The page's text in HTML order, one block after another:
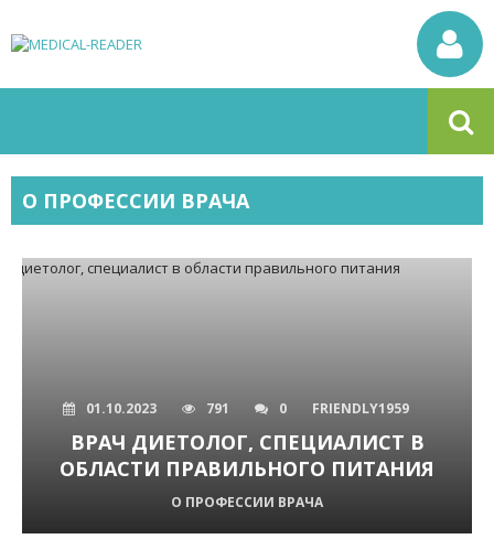
О ПРОФЕССИИ ВРАЧА
01.10.2023 791 0 FRIENDLY1959
ВРАЧ ДИЕТОЛОГ, СПЕЦИАЛИСТ В
ОБЛАСТИ ПРАВИЛЬНОГО ПИТАНИЯ
О ПРОФЕССИИ ВРАЧА